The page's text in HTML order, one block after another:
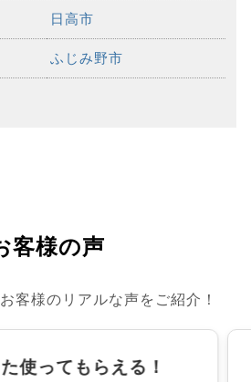
日高市
ふじみ野市
客様の声
客様のリアルな声をご紹介！
使ってもらえる！